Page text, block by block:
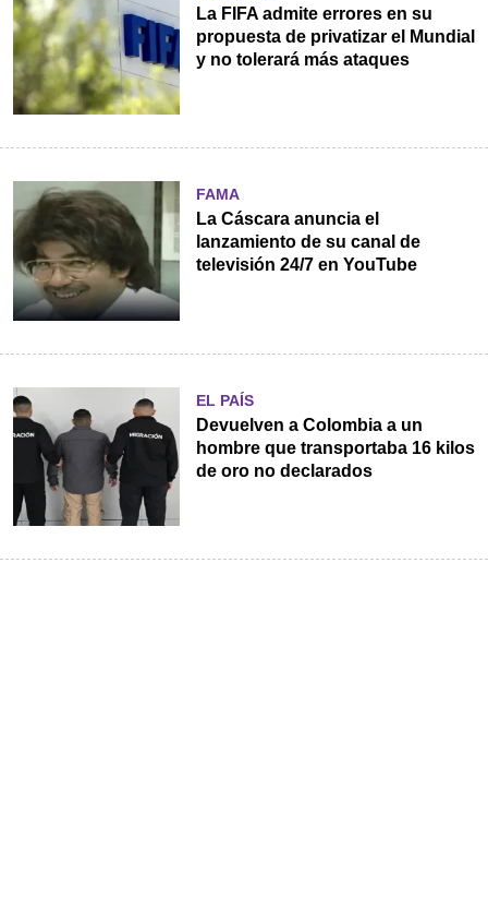
La FIFA admite errores en su
propuesta de privatizar el Mundial
y no tolerará más ataques
FAMA
La Cáscara anuncia el
lanzamiento de su canal de
televisión 24/7 en YouTube
EL PAÍS
Devuelven a Colombia a un
hombre que transportaba 16 kilos
de oro no declarados